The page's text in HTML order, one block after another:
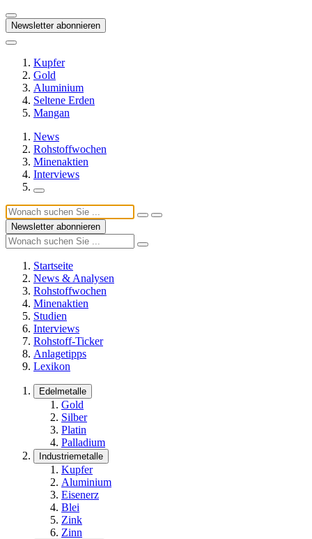
Newsletter abonnieren
Kupfer
Gold
Aluminium
Seltene Erden
Mangan
News
Rohstoffwochen
Minenaktien
Interviews
Newsletter abonnieren
Startseite
News & Analysen
Rohstoffwochen
Minenaktien
Studien
Interviews
Rohstoff-Ticker
Anlagetipps
Lexikon
Edelmetalle
Gold
Silber
Platin
Palladium
Industriemetalle
Kupfer
Aluminium
Eisenerz
Blei
Zink
Zinn